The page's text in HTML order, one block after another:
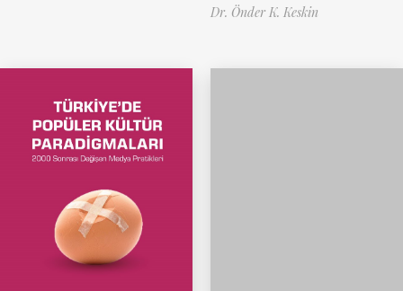
Dr. Önder K. Keskin